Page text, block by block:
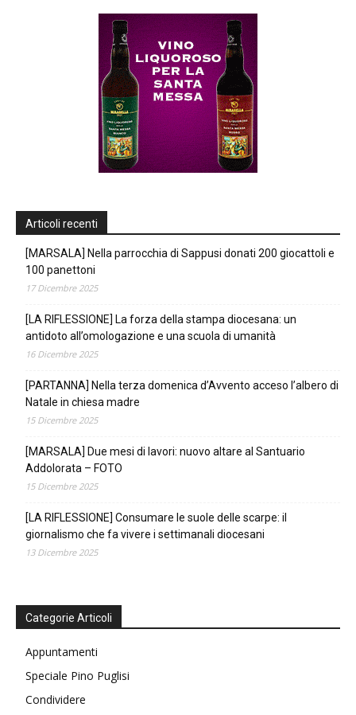
Articoli recenti
[MARSALA] Nella parrocchia di Sappusi donati 200 giocattoli e
100 panettoni
17 Dicembre 2025
[LA RIFLESSIONE] La forza della stampa diocesana: un
antidoto all’omologazione e una scuola di umanità
16 Dicembre 2025
[PARTANNA] Nella terza domenica d’Avvento acceso l’albero di
Natale in chiesa madre
15 Dicembre 2025
[MARSALA] Due mesi di lavori: nuovo altare al Santuario
Addolorata – FOTO
15 Dicembre 2025
[LA RIFLESSIONE] Consumare le suole delle scarpe: il
giornalismo che fa vivere i settimanali diocesani
13 Dicembre 2025
Categorie Articoli
Appuntamenti
Speciale Pino Puglisi
Condividere